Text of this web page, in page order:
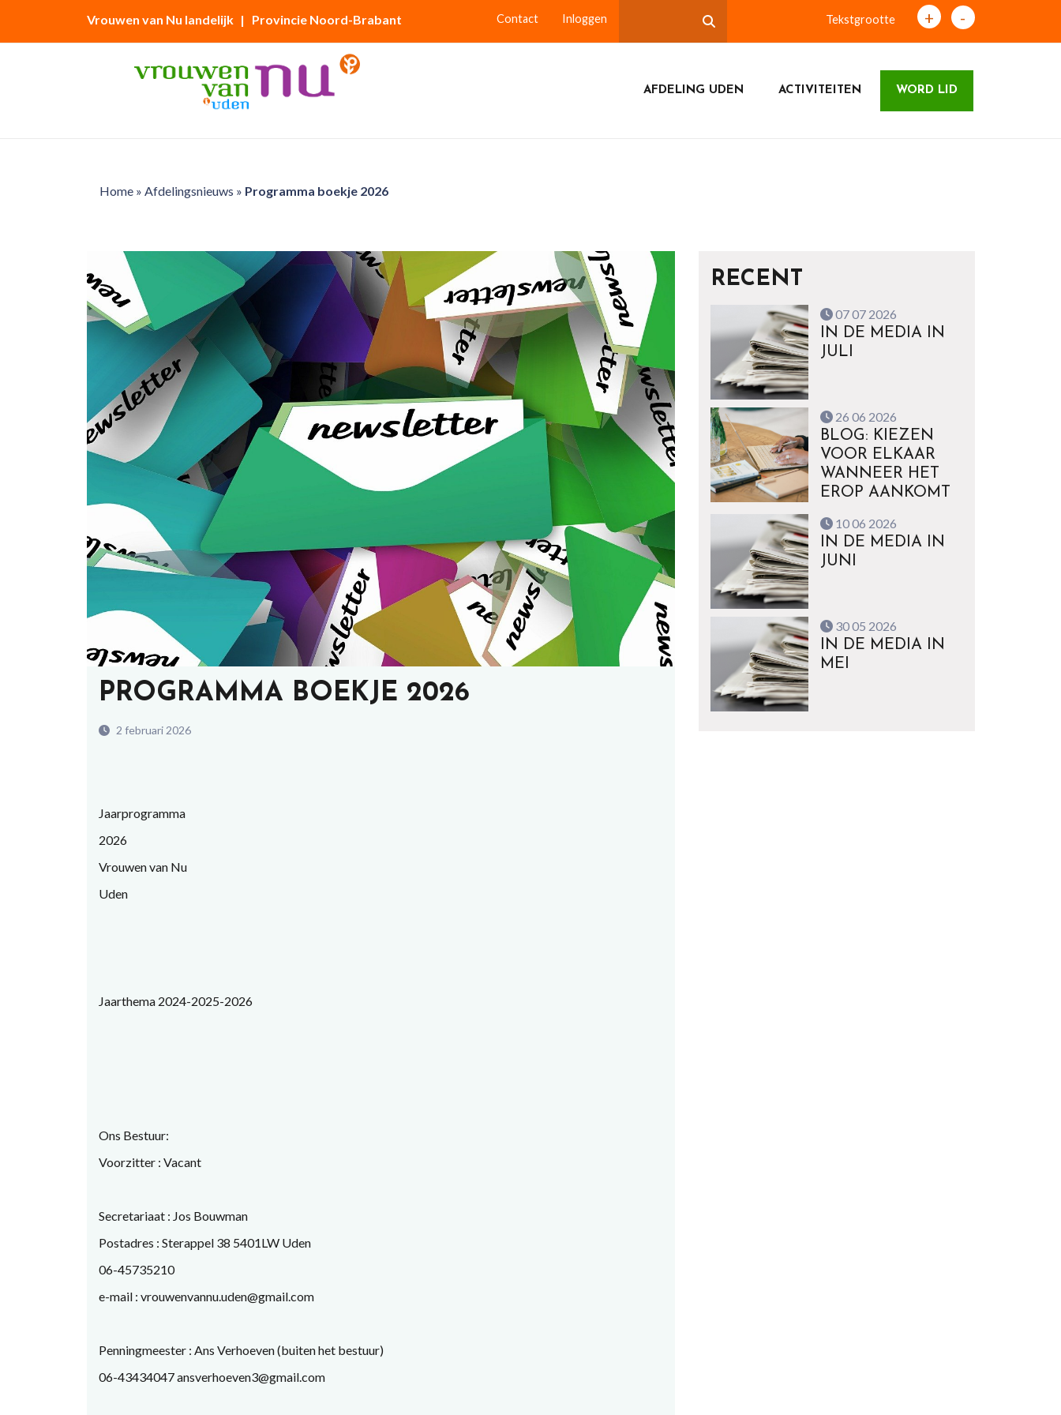
Vrouwen van Nu landelijk | Provincie Noord-Brabant Contact Inloggen Tekstgrootte + -
AFDELING UDEN ACTIVITEITEN WORD LID
Home» Afdelingsnieuws » Programma boekje 2026
PROGRAMMA BOEKJE 2026
2 februari 2026
Jaarprogramma
2026
Vrouwen van Nu
Uden
Jaarthema 2024-2025-2026
Ons Bestuur:
Voorzitter : Vacant
Secretariaat : Jos Bouwman
Postadres : Sterappel 38 5401LW Uden
06-45735210
e-mail : vrouwenvannu.uden@gmail.com
Penningmeester : Ans Verhoeven (buiten het bestuur)
06-43434047 ansverhoeven3@gmail.com
RECENT
07 07 2026
IN DE MEDIA IN
JULI
26 06 2026
BLOG: KIEZEN
VOOR ELKAAR
WANNEER HET
EROP AANKOMT
10 06 2026
IN DE MEDIA IN
JUNI
30 05 2026
IN DE MEDIA IN
MEI